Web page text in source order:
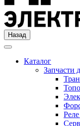
Назад
Каталог
Запчасти